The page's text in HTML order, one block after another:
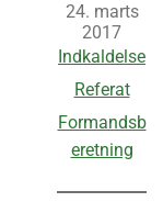
24. marts
2017
Indkaldelse
Referat
Formandsb
eretning